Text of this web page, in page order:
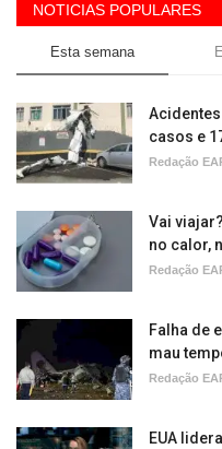
NOTICIAS POPULARES
Esta semana
casos e
Redação
Vai
no calor,
Redação
Falha de
mau
Redação
EUA